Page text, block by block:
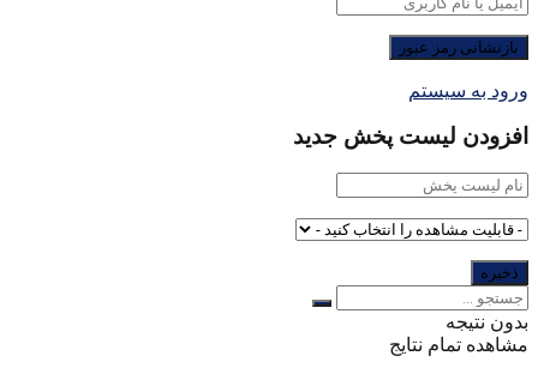
ورود به سیستم
افزودن لیست پخش جدید
بدون نتیجه
مشاهده تمام نتایج